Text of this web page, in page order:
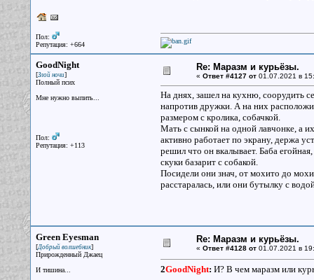
Пол:
Репутация: +664
GoodNight
[Злой ночи]
Полный псих
Мне нужно выпить...
Пол:
Репутация: +113
Re: Маразм и курьёзы.
« Ответ #4127 от01.07.2021 в
На днях, зашел на кухню, соорудить
напротив дружки. А на них
размером с кролика, собачкой.
Мать с сынкой на одной лавчонке, а
активно работает по экрану, держа
решил что он вкалывает. Баба
скуки базарит с собакой.
Посидели они знач, от мохито до
расстаралась, или они бутылку с
Green Eyesman
[Добрый волшебник]
Прирожденный Джаец
И тишина...
Re: Маразм и курьёзы.
« Ответ #4128 от01.07.2021 в
2GoodNight: И? В чем маразм или